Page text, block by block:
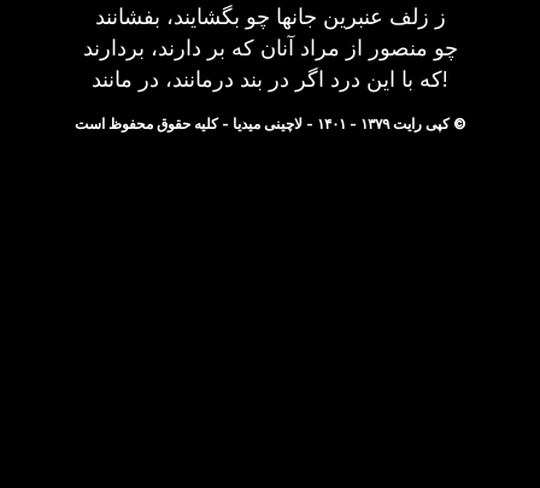
ز زلف عنبرین جانها چو بگشایند، بفشانند
چو منصور از مراد آنان که بر دارند، بردارند
که با این درد اگر در بند درمانند، در مانند!
© کپی رایت ۱۳۷۹ - ۱۴۰۱ - لاچینی میدیا - کلیه حقوق محفوظ است